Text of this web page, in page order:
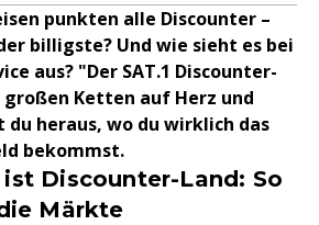
punkten alle Discounter –
billigste? Und wie sieht es bei
aus? "Der SAT.1 Discounter-
Ketten auf Herz und
du heraus, wo du wirklich das
bekommst.
Discounter-Land: So
Märkte